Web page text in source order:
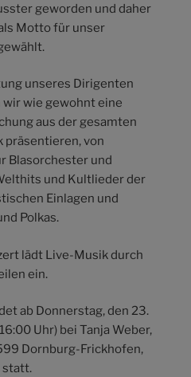
geworden und daher
Motto für unser
unseres Dirigenten
wie gewohnt eine
aus der gesamten
präsentieren, von
Blasorchester und
und Kultlieder der
Einlagen und
Polkas.
lädt Live-Musik durch
ein.
ab Donnerstag, den 23.
Uhr) bei Tanja Weber,
Dornburg-Frickhofen,
statt.